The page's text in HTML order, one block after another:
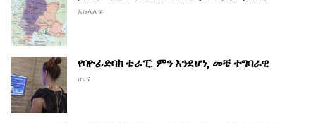
አሰላለፍ
የባዮፊድባክ ቴራፒ: ምን እንደሆነ, መቼ ተግባራዊ
ጤና